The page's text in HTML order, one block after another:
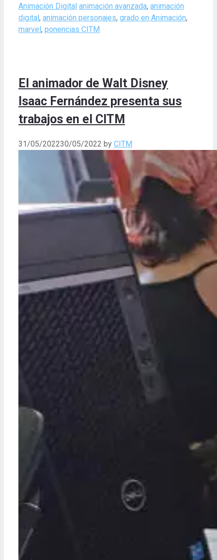
Categories
Animación Digital Tags
animación avanzada, animación
digital, animación personajes, grado en Animación,
marvel, ponencias CITM
El animador de Walt Disney
Isaac Fernández presenta sus
trabajos en el CITM
31/05/202230/05/2022 by CITM